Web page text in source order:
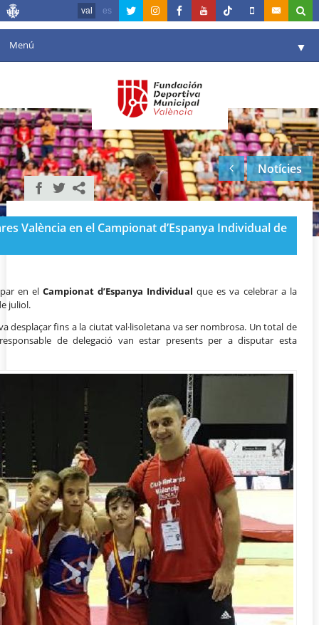
val es
Menú ▼
Agenda
Instal·lacions ▼
Comunicació ▼
València en esport
Portal de Transparència
Notícies
València en el Campionat d’Espanya Individual de
en elCampionat d’Espanya Individualque es va celebrar a la
juliol.
desplaçar fins a la ciutat val·lisoletana va ser nombrosa. Un total de
de delegació van estar presents per a disputar esta